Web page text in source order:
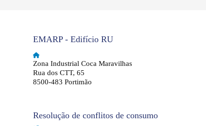
EMARP - Edifício RU
Zona Industrial Coca Maravilhas
Rua dos CTT, 65
8500-483 Portimão
Resolução de conflitos de consumo